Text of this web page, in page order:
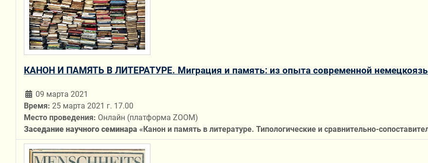
КАНОН И ПАМЯТЬ В ЛИТЕРАТУРЕ. Миграция и память: из опыта современной
09 марта 2021
Время: 25 марта 2021 г. 17.00
Место проведения: Онлайн (платформа ZOOM)
Заседание научного семинара «Канон и память в литературе. Типологические и сравнительно-